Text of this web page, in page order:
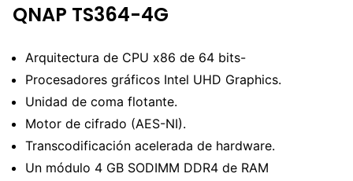
QNAP TS364-4G
Arquitectura de CPU x86 de 64 bits-
Procesadores gráficos Intel UHD Graphics.
Unidad de coma flotante.
Motor de cifrado (AES-NI).
Transcodificación acelerada de hardware.
Un módulo 4 GB SODIMM DDR4 de RAM